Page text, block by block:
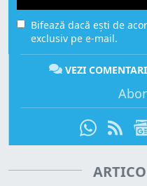
Bifează dacă ești de
exclusiv pe e-mail.
VEZI